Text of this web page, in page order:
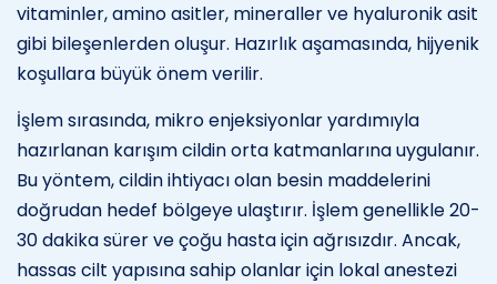
vitaminler, amino asitler, mineraller ve hyaluronik asit
gibi bileşenlerden oluşur. Hazırlık aşamasında, hijyenik
koşullara büyük önem verilir.
İşlem sırasında, mikro enjeksiyonlar yardımıyla
hazırlanan karışım cildin orta katmanlarına uygulanır.
Bu yöntem, cildin ihtiyacı olan besin maddelerini
doğrudan hedef bölgeye ulaştırır. İşlem genellikle 20-
30 dakika sürer ve çoğu hasta için ağrısızdır. Ancak,
hassas cilt yapısına sahip olanlar için lokal anestezi